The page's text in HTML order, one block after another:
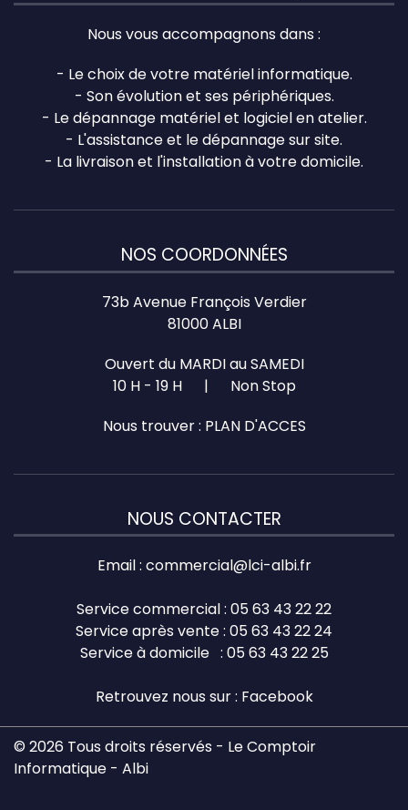
Nous vous accompagnons dans :
- Le choix de votre matériel informatique.
- Son évolution et ses périphériques.
- Le dépannage matériel et logiciel en atelier.
- L'assistance et le dépannage sur site.
- La livraison et l'installation à votre domicile.
NOS COORDONNÉES
73b Avenue François Verdier
81000 ALBI
Ouvert du MARDI au SAMEDI
10 H - 19 H | Non Stop
Nous trouver : PLAN D'ACCES
NOUS CONTACTER
Email : commercial@lci-albi.fr
Service commercial : 05 63 43 22 22
Service après vente : 05 63 43 22 24
Service à domicile : 05 63 43 22 25
Retrouvez nous sur : Facebook
© 2026 Tous droits réservés - Le Comptoir
Informatique - Albi